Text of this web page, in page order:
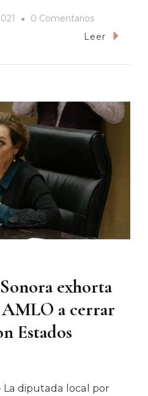
0 ComentariosEn
¿Habrá
Trenes
Entre
Biden
AMLO?
Leer
exhorta
a cerrar
Estados
La diputada local por